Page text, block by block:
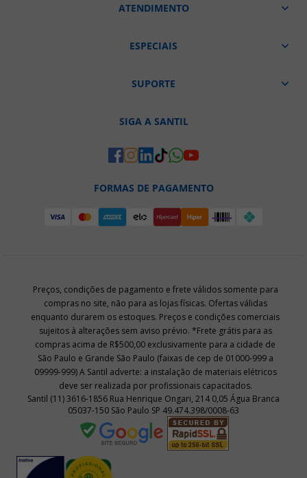
ATENDIMENTO
ESPECIAIS
SUPORTE
SIGA A SANTIL
FORMAS DE PAGAMENTO
Santil (11) 3616-1856 Rua Henrique Ongari, 214 0,05 Água Branca
05037-150 São Paulo SP 49.474.398/0008-63
Preços, condições de pagamento e frete válidos somente para
compras no site, não para as lojas físicas. Ofertas válidas
enquanto durarem os estoques. Preços e condições comerciais
sujeitos à alterações sem aviso prévio. *Frete grátis para as
compras acima de R$500,00 exclusivamente para a cidade de
São Paulo e Grande São Paulo (faixas de cep de 01000-999 a
09999-999) A Santil adverte: a instalação de materiais elétricos
deve ser realizada por profissionais capacitados.